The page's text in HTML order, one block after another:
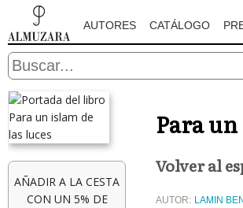
AUTORES CATÁLOGO
AÑADIR A LA CESTA
CON UN 5% DE
Para
Volver al
AUTOR: LAMIN